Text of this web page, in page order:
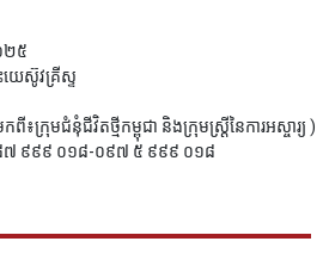
២៥
យេស៊ូវគ្រីស្ទ
៖ក្រុមជំនុំជីវិតថ្មីកម្ពុជា និងក្រុមស្រ្ដីនៃការអស្ចារ្យ )
៩៩៩ ០១៨-០៩៧ ៥ ៩៩៩ ០១៨